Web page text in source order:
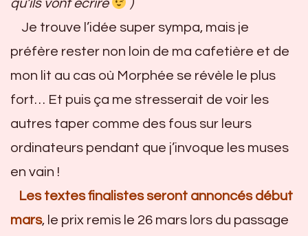
qu’ils vont écrire
)
Je trouve l’idée super sympa, mais je
préfère rester non loin de ma cafetière et de
mon lit au cas où Morphée se révèle le plus
fort… Et puis ça me stresserait de voir les
autres taper comme des fous sur leurs
ordinateurs pendant que j’invoque les muses
en vain !
Les textes finalistes seront annoncés début
mars, le prix remis le 26 mars lors du passage